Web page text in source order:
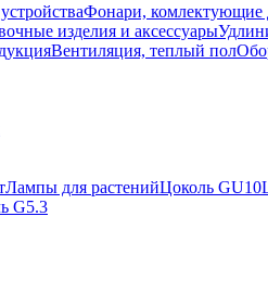
Фонари, комлектующие
изделия и аксессуары
Вентиляция, теплый пол
Лампы для растенийЦоколь GU10
G5.3